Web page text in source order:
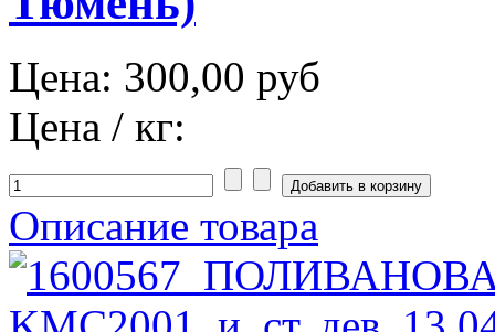
Цена: 300,00 руб
Цена / кг:
Описание товара